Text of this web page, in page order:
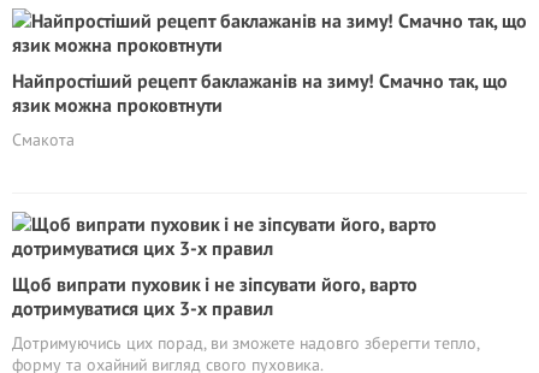
Найпростіший рецепт баклажанів на зиму! Смачно так, що
язик можна проковтнути
Смакота
Щоб випрати пуховик і не зіпсувати його, варто
дотримуватися цих 3-х правил
Дотримуючись цих порад, ви зможете надовго зберегти тепло,
форму та охайний вигляд свого пуховика.